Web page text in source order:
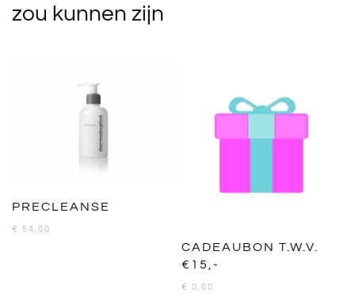
zou kunnen zijn
PRECLEANSE
€ 54,00
CADEAUBON T.W.V.
€15,-
€ 0,00